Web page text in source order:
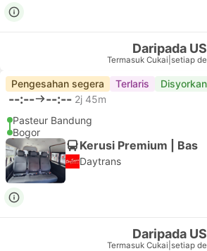
Daripada
Termasuk Cukai setiap
Pengesahan segera Terlaris Disyorkan
--:-- --:-- 2j 45m
Pasteur Bandung
Bogor
Kerusi Premium | Bas
Daytrans
Daripada
Termasuk Cukai setiap